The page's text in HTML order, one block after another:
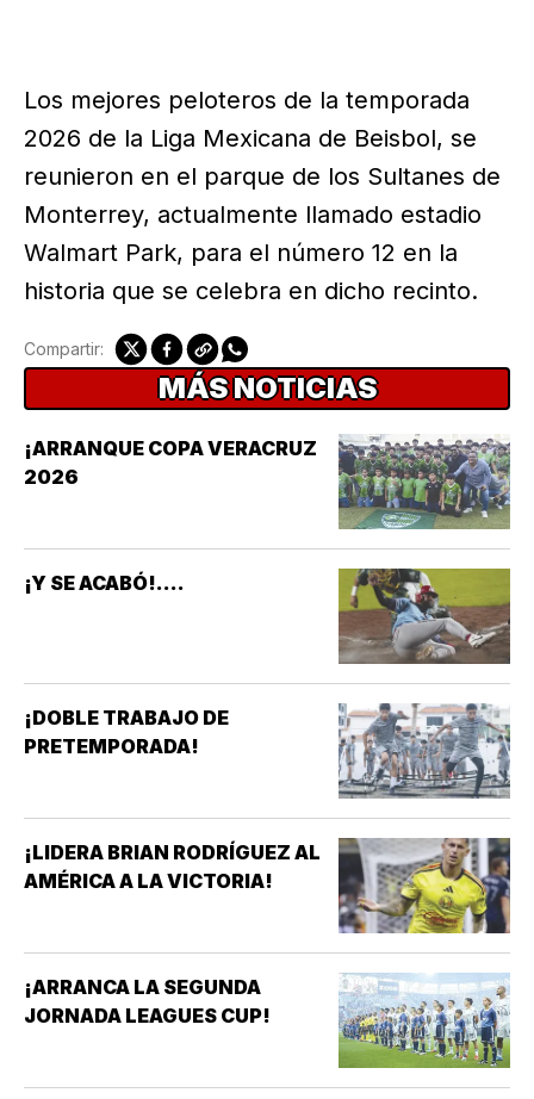
Los mejores peloteros de la temporada
2026 de la Liga Mexicana de Beisbol, se
reunieron en el parque de los Sultanes de
Monterrey, actualmente llamado estadio
Walmart Park, para el número 12 en la
historia que se celebra en dicho recinto.
Compartir:
MÁS NOTICIAS
¡ARRANQUE COPA VERACRUZ
2026
¡Y SE ACABÓ!....
¡DOBLE TRABAJO DE
PRETEMPORADA!
¡LIDERA BRIAN RODRÍGUEZ AL
AMÉRICA A LA VICTORIA!
¡ARRANCA LA SEGUNDA
JORNADA LEAGUES CUP!